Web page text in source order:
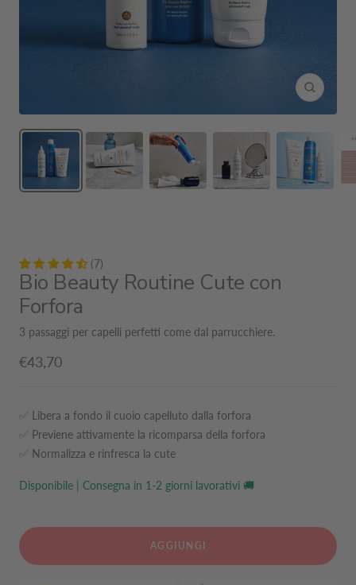
(7)
Bio Beauty Routine Cute con
Forfora
3 passaggi per capelli perfetti come dal parrucchiere.
Prezzo
vendita
€43,70
✅ Libera a fondo il cuoio capelluto dalla forfora
✅ Previene attivamente la ricomparsa della forfora
✅ Normalizza e rinfresca la cute
Disponibile | Consegna in 1-2 giorni lavorativi 🚚
AGGIUNGI